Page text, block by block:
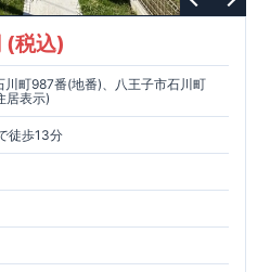
(税込)
川町987番(地番)、八王子市石川町
居表示)
徒歩13分